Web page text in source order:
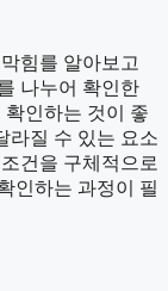
힘를 알아보고
나누어 확인한
인하는 것이 좋
라질 수 있는 요소
건을 구체적으로
인하는 과정이 필